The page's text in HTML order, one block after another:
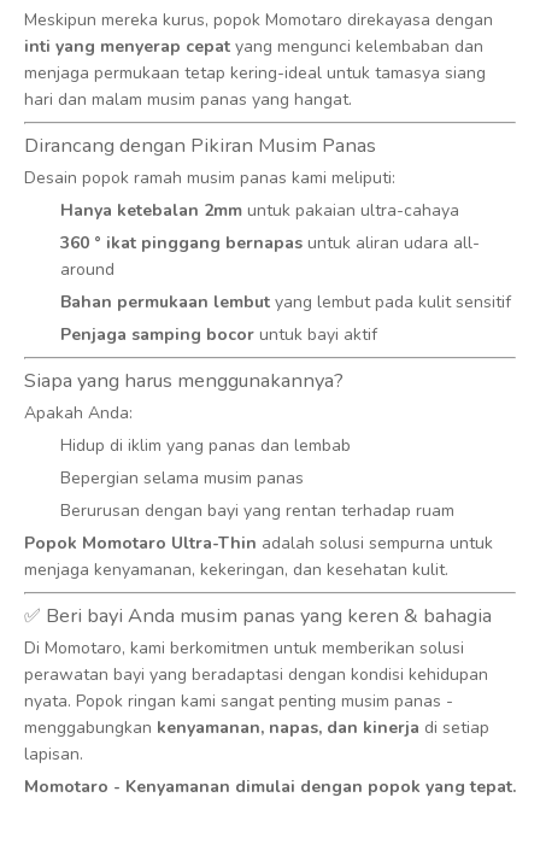
Meskipun mereka kurus, popok Momotaro direkayasa dengan
inti yang menyerap cepat yang mengunci kelembaban dan
menjaga permukaan tetap kering-ideal untuk tamasya siang
hari dan malam musim panas yang hangat.
Dirancang dengan Pikiran Musim Panas
Desain popok ramah musim panas kami meliputi:
Hanya ketebalan 2mm untuk pakaian ultra-cahaya
360 ° ikat pinggang bernapas untuk aliran udara all-
around
Bahan permukaan lembut yang lembut pada kulit sensitif
Penjaga samping bocor untuk bayi aktif
Siapa yang harus menggunakannya?
Apakah Anda:
Hidup di iklim yang panas dan lembab
Bepergian selama musim panas
Berurusan dengan bayi yang rentan terhadap ruam
Popok Momotaro Ultra-Thin adalah solusi sempurna untuk
menjaga kenyamanan, kekeringan, dan kesehatan kulit.
✅ Beri bayi Anda musim panas yang keren & bahagia
Di Momotaro, kami berkomitmen untuk memberikan solusi
perawatan bayi yang beradaptasi dengan kondisi kehidupan
nyata. Popok ringan kami sangat penting musim panas -
menggabungkan kenyamanan, napas, dan kinerja di setiap
lapisan.
Momotaro - Kenyamanan dimulai dengan popok yang tepat.